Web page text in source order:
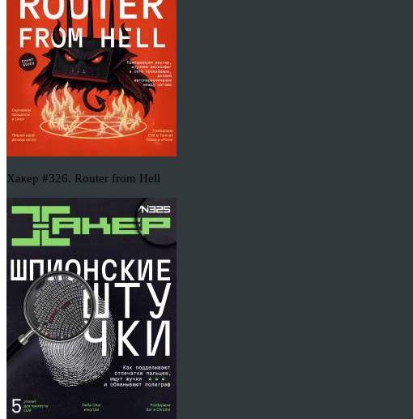
Хакер #326. Router from Hell